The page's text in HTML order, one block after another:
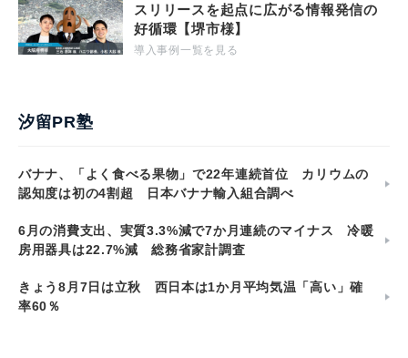
スリリースを起点に広がる情報発信の
好循環【堺市様】
導入事例一覧を見る
汐留PR塾
バナナ、「よく食べる果物」で22年連続首位 カリウムの
認知度は初の4割超 日本バナナ輸入組合調べ
6月の消費支出、実質3.3%減で7か月連続のマイナス 冷暖
房用器具は22.7%減 総務省家計調査
きょう8月7日は立秋 西日本は1か月平均気温「高い」確
率60％